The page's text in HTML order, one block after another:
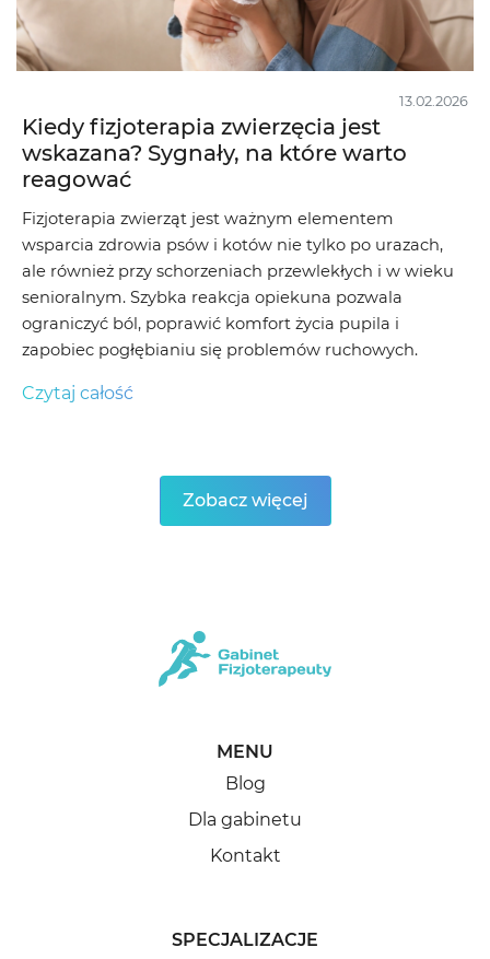
13.02.2026
Kiedy fizjoterapia zwierzęcia jest
wskazana? Sygnały, na które warto
reagować
Fizjoterapia zwierząt jest ważnym elementem
wsparcia zdrowia psów i kotów nie tylko po urazach,
ale również przy schorzeniach przewlekłych i w wieku
senioralnym. Szybka reakcja opiekuna pozwala
ograniczyć ból, poprawić komfort życia pupila i
zapobiec pogłębianiu się problemów ruchowych.
Czytaj całość
Zobacz więcej
MENU
Blog
Dla gabinetu
Kontakt
SPECJALIZACJE